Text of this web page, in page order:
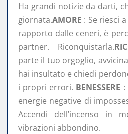
Ha grandi notizie da darti,
giornata.AMORE : Se riesci
rapporto dalle ceneri, è
partner. Riconquistarla.
parte il tuo orgoglio,
hai insultato e chiedi
i propri errori. BENESSERE
energie negative di
Accendi dell’incenso in
vibrazioni abbondino.